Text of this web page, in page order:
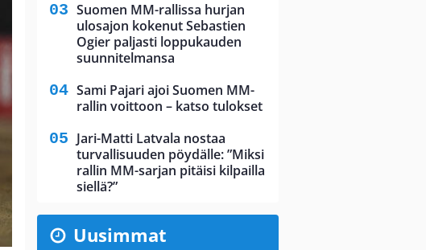
Suomen MM-rallissa hurjan
ulosajon kokenut Sebastien
Ogier paljasti loppukauden
suunnitelmansa
Sami Pajari ajoi Suomen MM-
rallin voittoon – katso tulokset
Jari-Matti Latvala nostaa
turvallisuuden pöydälle: ”Miksi
rallin MM-sarjan pitäisi kilpailla
siellä?”
Uusimmat